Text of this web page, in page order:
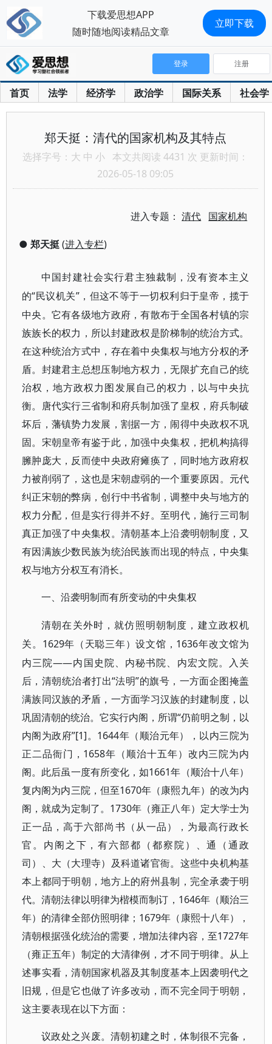
首页 法学 经济学 政治学 国际关系 社会学
登录 注册
郑天挺：清代的国家机构及其特点
选择字号： 大 中 小 本文共阅读 4431 次 更新时间：
2026-05-18 09:05
进入专题：清代 国家机构
● 郑天挺(进入专栏)
中国封建社会实行君主独裁制，没有资本主义
的“民议机关”，但这不等于一切权利归于皇帝，揽于
中央。它有各级地方政府，有散布于全国各村镇的宗
族族长的权力，所以封建政权是阶梯制的统治方式。
在这种统治方式中，存在着中央集权与地方分权的矛
盾。封建君主总想压制地方权力，无限扩充自己的统
治权，地方政权力图发展自己的权力，以与中央抗
衡。唐代实行三省制和府兵制加强了皇权，府兵制破
坏后，藩镇势力发展，割据一方，闹得中央政权不巩
固。宋朝皇帝有鉴于此，加强中央集权，把机构搞得
臃肿庞大，反而使中央政府瘫痪了，同时地方政府权
力被削弱了，这也是宋朝虚弱的一个重要原因。元代
纠正宋朝的弊病，创行中书省制，调整中央与地方的
权力分配，但是实行得并不好。至明代，施行三司制
真正加强了中央集权。清朝基本上沿袭明朝制度，又
有因满族少数民族为统治民族而出现的特点，中央集
权与地方分权互有消长。
一、沿袭明制而有所变动的中央集权
清朝在关外时，就仿照明朝制度，建立政权机
关。 1629年（天聪三年）设文馆，1636年改文馆为
内三院——内国史院、内秘书院、内宏文院。入关
后，清朝统治者打出“法明”的旗号，一方面企图掩盖
满族同汉族的矛盾，一方面学习汉族的封建制度，以
巩固清朝的统治。它实行内阁，所谓“仍前明之制，以
内阁为政府”[1]。1644年（顺治元年），以内三院为
正二品衙门，1658年（顺治十五年）改内三院为内
阁。此后虽一度有所变化，如1661年（顺治十八年）
复内阁为内三院，但至1670年（康熙九年）的改为内
阁，就成为定制了。1730年（雍正八年）定大学士为
正一品，高于六部尚书（从一品），为最高行政长
官。内阁之下，有六部都（都察院）、通（通政
司）、大（大理寺）及科道诸官衙。这些中央机构基
本上都同于明朝，地方上的府州县制，完全承袭于明
代。清朝法律以明律为楷模而制订，1646年（顺治三
年）的清律全部仿照明律；1679年（康熙十八年），
清朝根据强化统治的需要，增加法律内容，至1727年
（雍正五年）制定的大清律例，才不同于明律。从上
述事实看，清朝国家机器及其制度基本上因袭明代之
旧规，但是它也做了许多改动，而不完全同于明朝，
这主要表现在以下方面：
议政处之兴废。清朝初建之时，体制很不完备，
下载爱思想APP
随时随地阅读精品文章
立即下载